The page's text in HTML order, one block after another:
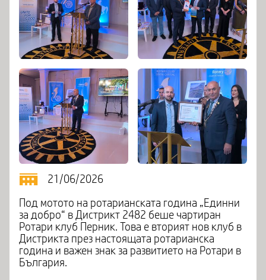
21/06/2026
Под мотото на ротарианската година „Единни
за добро“ в Дистрикт 2482 беше чартиран
Ротари клуб Перник. Това е вторият нов клуб в
Дистрикта през настоящата ротарианска
година и важен знак за развитието на Ротари в
България.